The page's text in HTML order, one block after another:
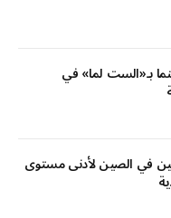
بـ«الست لما» في
في الصين لأدنى مستوى